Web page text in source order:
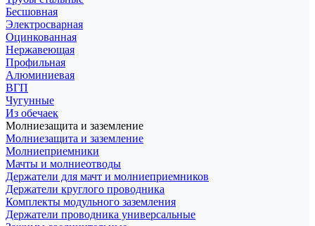
Бесшовная
Электросварная
Оцинкованная
Нержавеющая
Профильная
Алюминиевая
ВГП
Чугунные
Из обечаек
Молниезащита и заземление
Молниезащита и заземление
Молниеприемники
Мачты и молниеотводы
Держатели для мачт и молниеприемников
Держатели круглого проводника
Комплекты модульного заземления
Держатели проводника универсальные